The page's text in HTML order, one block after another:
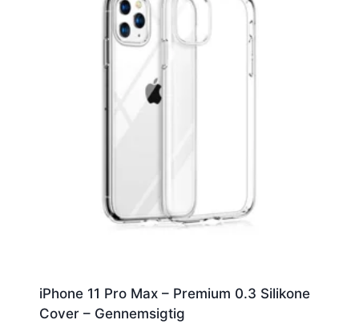
iPhone 11 Pro Max – Premium 0.3 Silikone
Cover – Gennemsigtig